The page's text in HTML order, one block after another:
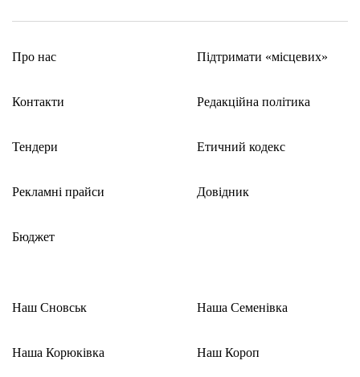
Про нас
Контакти
Тендери
Рекламні прайси
Бюджет
Підтримати «місцевих»
Редакційна політика
Етичний кодекс
Довідник
Наш Сновськ
Наша Корюківка
Наша Семенівка
Наш Короп